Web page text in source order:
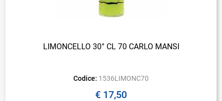
LIMONCELLO 30° CL 70 CARLO MANSI
Codice: 1536LIMONC70
€ 17,50